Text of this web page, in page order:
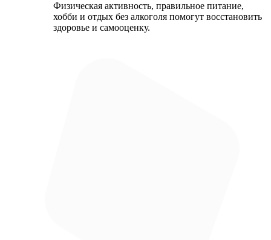
Физическая активность, правильное питание,
хобби и отдых без алкоголя помогут восстановить
здоровье и самооценку.